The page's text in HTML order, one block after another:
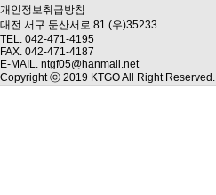
개인정보취급방침
대전 서구 둔산서로 81 (우)35233
TEL. 042-471-4195
FAX. 042-471-4187
E-MAIL. ntgf05@hanmail.net
Copyright ⓒ 2019 KTGO All Right Reserved.